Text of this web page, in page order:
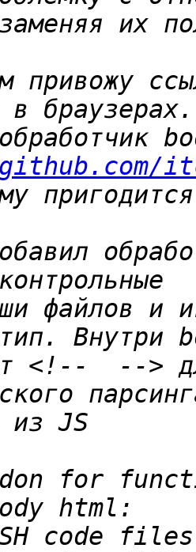
привожу
файлов и
<!--  -->
code